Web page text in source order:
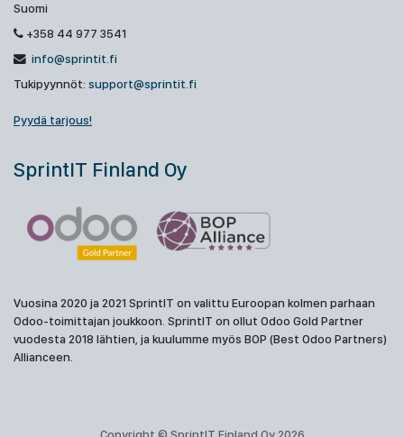
Suomi
+358 44 977 3541
info@sprintit.fi
Tukipyynnöt: support@sprintit.fi
Pyydä tarjous!
SprintIT Finland Oy
Vuosina 2020 ja 2021 SprintIT on valittu Euroopan kolmen parhaan
Odoo-toimittajan joukkoon. SprintIT on ollut Odoo Gold Partner
vuodesta 2018 lähtien, ja kuulumme myös BOP (Best Odoo Partners)
Allianceen.
Copyright © SprintIT Finland Oy 2026